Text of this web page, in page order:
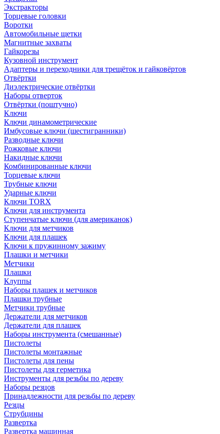
Экстракторы
Торцевые головки
Воротки
Автомобильные щетки
Магнитные захваты
Гайкорезы
Кузовной инструмент
Адаптеры и переходники для трещёток и гайковёртов
Отвёртки
Диэлектрические отвёртки
Наборы отверток
Отвёртки (поштучно)
Ключи
Ключи динамометрические
Имбусовые ключи (шестигранники)
Разводные ключи
Рожковые ключи
Накидные ключи
Комбинированные ключи
Торцевые ключи
Трубные ключи
Ударные ключи
Ключи TORX
Ключи для инструмента
Ступенчатые ключи (для американок)
Ключи для метчиков
Ключи для плашек
Ключи к пружинному зажиму
Плашки и метчики
Метчики
Плашки
Клуппы
Наборы плашек и метчиков
Плашки трубные
Метчики трубные
Держатели для метчиков
Держатели для плашек
Наборы инструмента (смешанные)
Пистолеты
Пистолеты монтажные
Пистолеты для пены
Пистолеты для герметика
Инструменты для резьбы по дереву
Наборы резцов
Принадлежности для резьбы по дереву
Резцы
Струбцины
Развертка
Развертка машинная